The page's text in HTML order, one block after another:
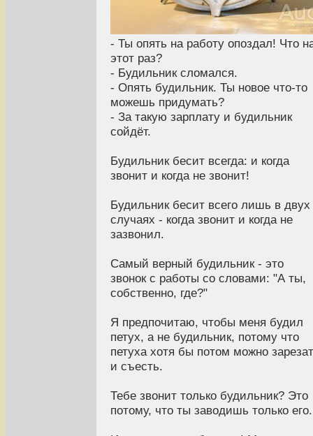
- Ты опять на работу опоздал! Что
этот раз?
- Будильник сломался.
- Опять будильник. Ты новое что-то
можешь придумать?
- За такую зарплату и будильник
сойдёт.
Будильник бесит всегда: и когда
звонит и когда не звонит!
Будильник бесит всего лишь в двух
случаях - когда звонит и когда не
зазвонил.
Самый верный будильник - это
звонок с работы со словами: "А ты,
собственно, где?"
Я предпочитаю, чтобы меня будил
петух, а не будильник, потому что
петуха хотя бы потом можно
и съесть.
Тебе звонит только будильник? Это
потому, что ты заводишь только его.